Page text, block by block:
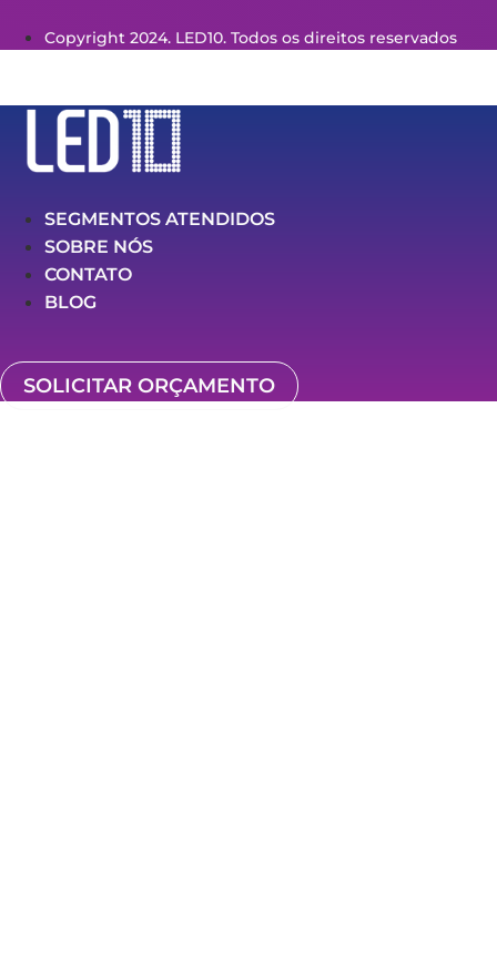
Copyright 2024. LED10. Todos os direitos reservados
SEGMENTOS ATENDIDOS
SOBRE NÓS
CONTATO
BLOG
SOLICITAR ORÇAMENTO